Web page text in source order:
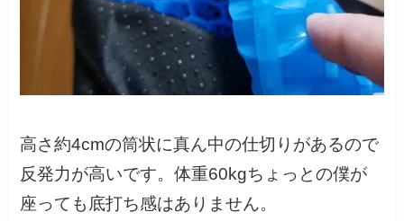
高さ約4cmの筒状に真ん中の仕切りがあるので
反発力が高いです。体重60kgちょっとの僕が
座っても底打ち感はありません。